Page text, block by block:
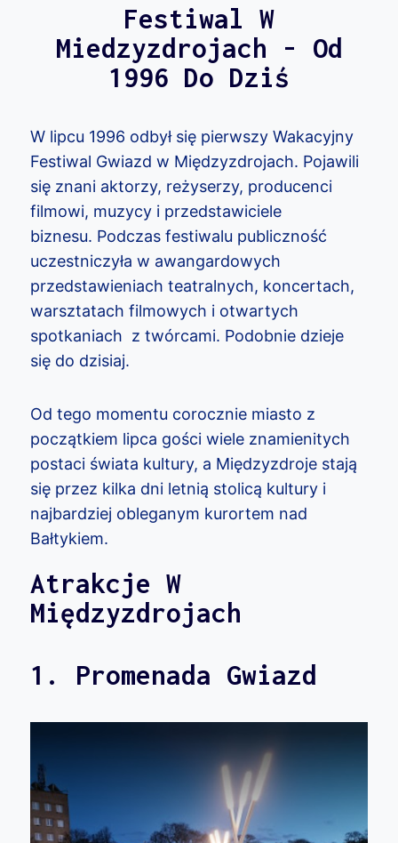
Festiwal W
Miedzyzdrojach - Od
1996 Do Dziś
W lipcu 1996 odbył się pierwszy Wakacyjny
Festiwal Gwiazd w Międzyzdrojach. Pojawili
się znani aktorzy, reżyserzy, producenci
filmowi, muzycy i przedstawiciele
biznesu. Podczas festiwalu publiczność
uczestniczyła w awangardowych
przedstawieniach teatralnych, koncertach,
warsztatach filmowych i otwartych
spotkaniach z twórcami. Podobnie dzieje
się do dzisiaj.
Od tego momentu corocznie miasto z
początkiem lipca gości wiele znamienitych
postaci świata kultury, a Międzyzdroje stają
się przez kilka dni letnią stolicą kultury i
najbardziej obleganym kurortem nad
Bałtykiem.
Atrakcje W
Międzyzdrojach
1. Promenada Gwiazd